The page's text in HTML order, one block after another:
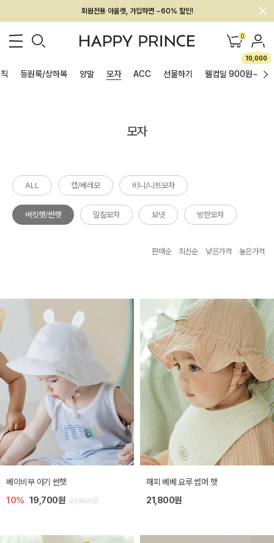
회원전용 아울렛, 가입하면 ~60% 할인!
멤버십 최대 28,000원 혜택 0
10,000
등원룩/상하복 양말 모자 ACC 선물하기 웰컴딜 900원~
모자
ALL 캡/베레모 비니/니트모자
버킷햇/썬햇 밀짚모자 보넷 방한모자
판매순 최신순 낮은가격 높은가격
베이비부 아기 썬햇
10% 19,700원 21,800원
해피 베베 요루 썸머 햇
21,800원